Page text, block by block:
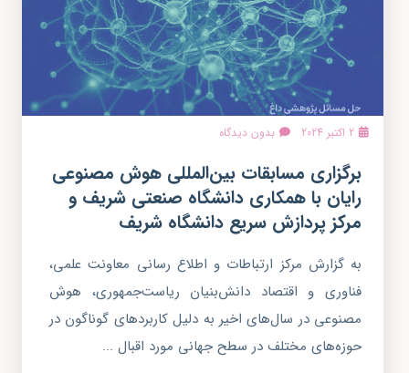
2 اکتبر 2024 بدون دیدگاه
برگزاری مسابقات بین‌المللی هوش مصنوعی
رایان با همکاری دانشگاه صنعتی شریف و
مرکز پردازش سریع دانشگاه شریف
به گزارش مرکز ارتباطات و اطلاع رسانی معاونت علمی،
فناوری و اقتصاد دانش‌بنیان ریاست‌جمهوری، هوش
مصنوعی در سال‌های اخیر به دلیل کاربردهای گوناگون در
حوزه‌های مختلف در سطح جهانی مورد اقبال ...